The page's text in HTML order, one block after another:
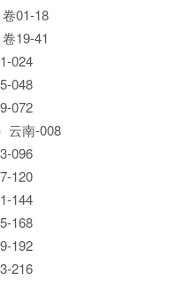
01-18
19-41
024
048
072
云南-008
096
120
144
168
192
216